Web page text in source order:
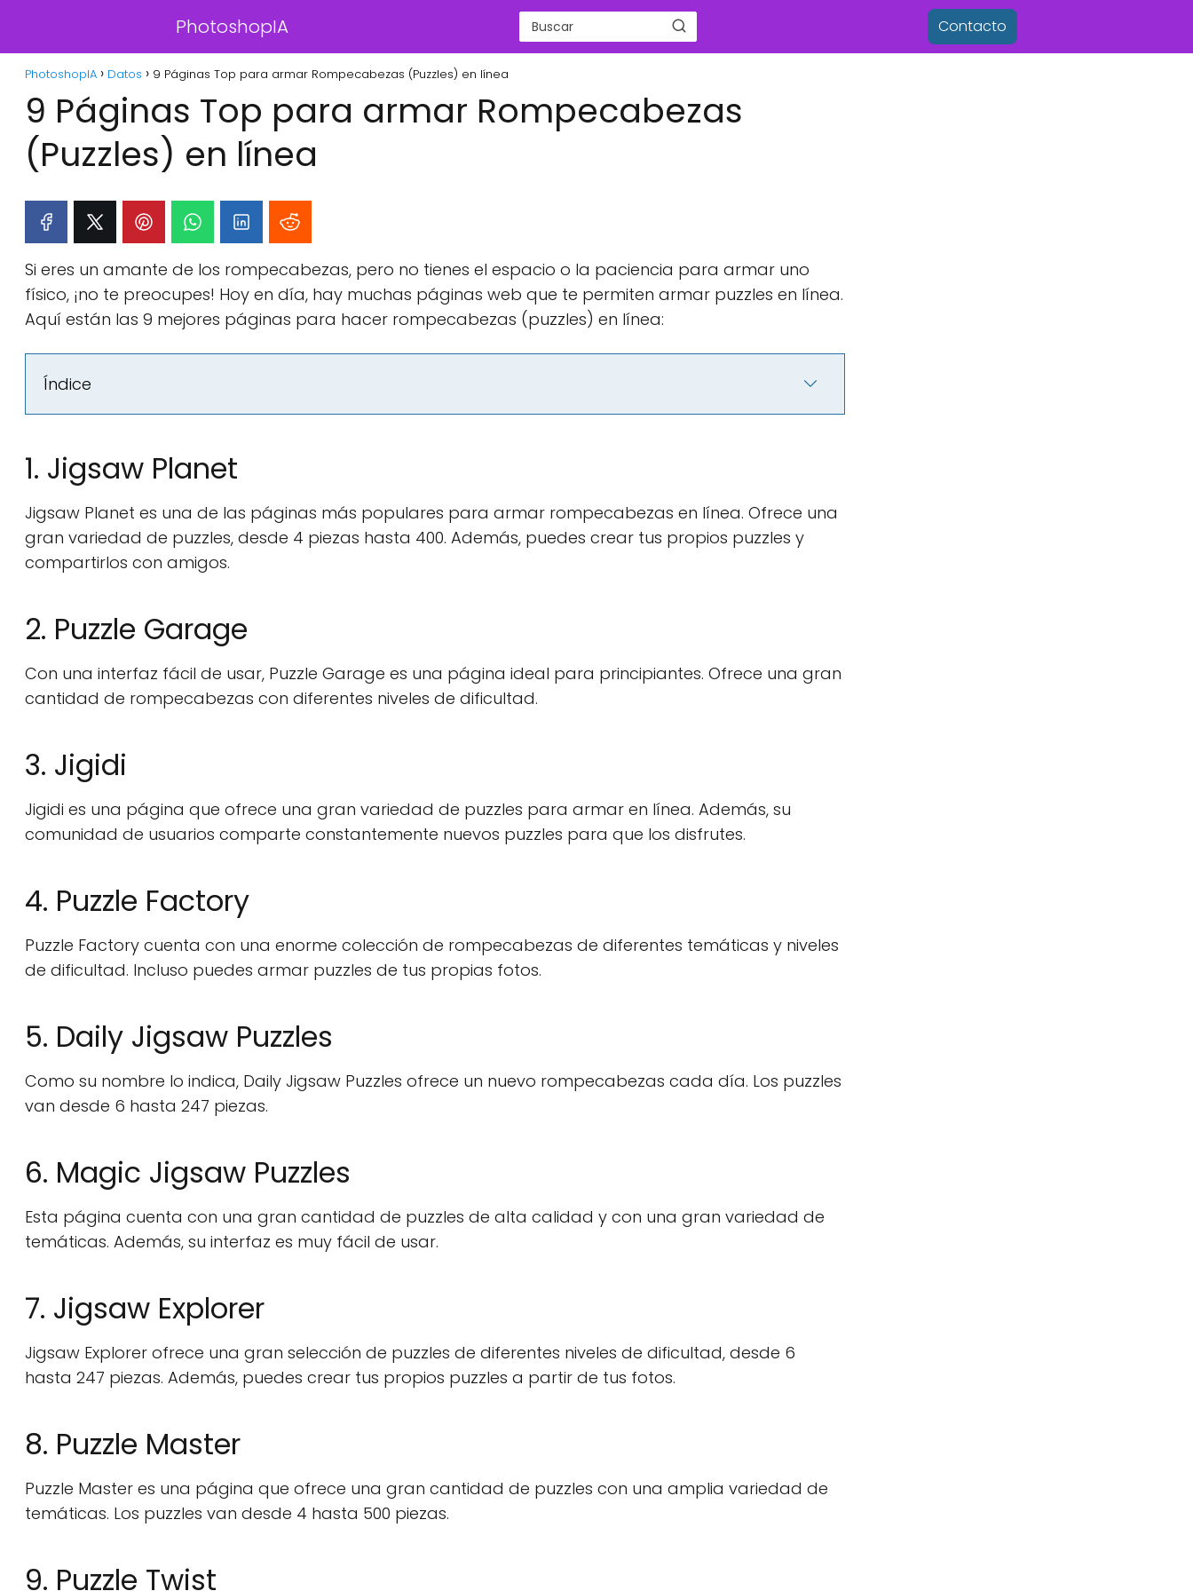
PhotoshopIA Contacto
PhotoshopIA Datos 9 Páginas Top para armar Rompecabezas (Puzzles) en línea
9 Páginas Top para armar Rompecabezas
(Puzzles) en línea
Si eres un amante de los rompecabezas, pero no tienes el espacio o la paciencia para armar uno
físico, ¡no te preocupes! Hoy en día, hay muchas páginas web que te permiten armar puzzles en línea.
Aquí están las 9 mejores páginas para hacer rompecabezas (puzzles) en línea:
Índice
1. Jigsaw Planet
Jigsaw Planet es una de las páginas más populares para armar rompecabezas en línea. Ofrece una
gran variedad de puzzles, desde 4 piezas hasta 400. Además, puedes crear tus propios puzzles y
compartirlos con amigos.
2. Puzzle Garage
Con una interfaz fácil de usar, Puzzle Garage es una página ideal para principiantes. Ofrece una gran
cantidad de rompecabezas con diferentes niveles de dificultad.
3. Jigidi
Jigidi es una página que ofrece una gran variedad de puzzles para armar en línea. Además, su
comunidad de usuarios comparte constantemente nuevos puzzles para que los disfrutes.
4. Puzzle Factory
Puzzle Factory cuenta con una enorme colección de rompecabezas de diferentes temáticas y niveles
de dificultad. Incluso puedes armar puzzles de tus propias fotos.
5. Daily Jigsaw Puzzles
Como su nombre lo indica, Daily Jigsaw Puzzles ofrece un nuevo rompecabezas cada día. Los puzzles
van desde 6 hasta 247 piezas.
6. Magic Jigsaw Puzzles
Esta página cuenta con una gran cantidad de puzzles de alta calidad y con una gran variedad de
temáticas. Además, su interfaz es muy fácil de usar.
7. Jigsaw Explorer
Jigsaw Explorer ofrece una gran selección de puzzles de diferentes niveles de dificultad, desde 6
hasta 247 piezas. Además, puedes crear tus propios puzzles a partir de tus fotos.
8. Puzzle Master
Puzzle Master es una página que ofrece una gran cantidad de puzzles con una amplia variedad de
temáticas. Los puzzles van desde 4 hasta 500 piezas.
9. Puzzle Twist